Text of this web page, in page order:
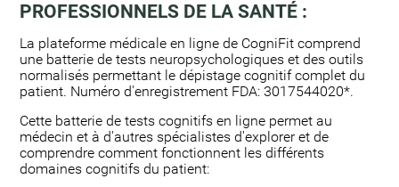
PROFESSIONNELS DE LA SANTÉ :
La plateforme médicale en ligne de CogniFit comprend
une batterie de tests neuropsychologiques et des outils
normalisés permettant le dépistage cognitif complet du
patient. Numéro d'enregistrement FDA: 3017544020*.
Cette batterie de tests cognitifs en ligne permet au
médecin et à d'autres spécialistes d'explorer et de
comprendre comment fonctionnent les différents
domaines cognitifs du patient: